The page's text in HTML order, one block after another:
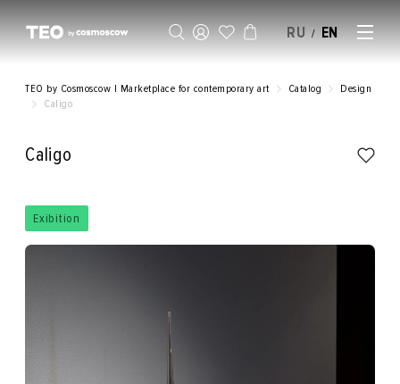
RU / EN
TEO by Cosmoscow | Marketplace for contemporary art Catalog
Design
Caligo
Caligo
Exibition